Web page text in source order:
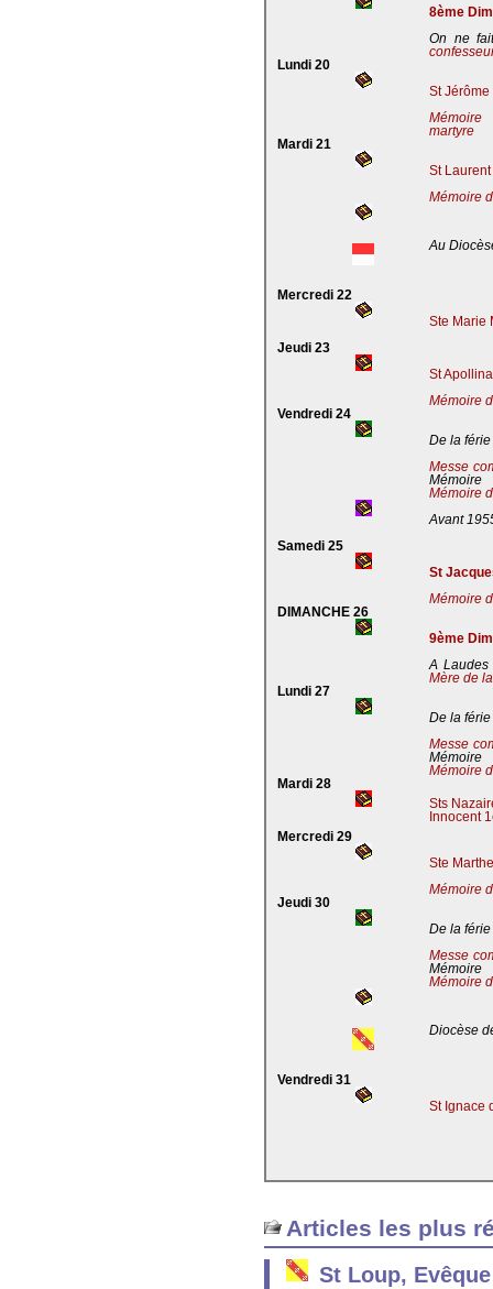
8ème
On ne
Lundi 20
St
Mémoire
martyre
Mardi 21
St
Mémoire
Au
Mercredi 22
Ste Marie
Jeudi 23
St
Mémoire
Vendredi 24
De la férie
Messe
Mémoire
Mémoire
Avant
Samedi 25
St
Mémoire
DIMANCHE 26
9ème
A
Mère de
Lundi 27
De la férie
Messe
Mémoire
Mémoire
Mardi 28
Sts
Innocent
Mercredi 29
Ste
Mémoire
Jeudi 30
De la férie
Messe
Mémoire
Mémoire
Diocèse
Vendredi 31
St Ignace
Articles les plus
St Loup,